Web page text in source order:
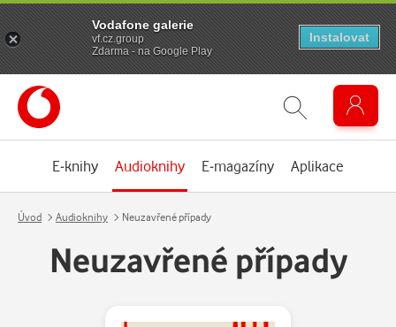
E-knihy Audioknihy E-magazíny Aplikace
Úvod Audioknihy Neuzavřené případy
Neuzavřené případy
Vodafone galerie
vf.cz.group
Zdarma - na Google Play
Instalovat